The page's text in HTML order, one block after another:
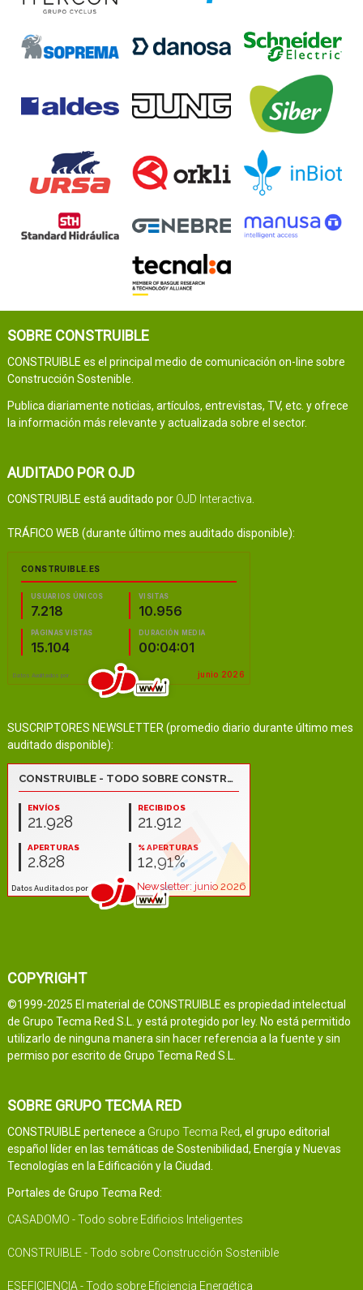
SOBRE CONSTRUIBLE
CONSTRUIBLE es el principal medio de comunicación on-line sobre
Construcción Sostenible.
Publica diariamente noticias, artículos, entrevistas, TV, etc. y ofrece
la información más relevante y actualizada sobre el sector.
AUDITADO POR OJD
CONSTRUIBLE está auditado por OJD Interactiva
TRÁFICO WEB (durante último mes auditado disponible):
SUSCRIPTORES NEWSLETTER (promedio diario durante último mes
auditado disponible):
COPYRIGHT
©1999-2025 El material de CONSTRUIBLE es propiedad intelectual
de Grupo Tecma Red S.L. y está protegido por ley. No está permitido
utilizarlo de ninguna manera sin hacer referencia a la fuente y sin
permiso por escrito de Grupo Tecma Red S.L.
SOBRE GRUPO TECMA RED
CONSTRUIBLE pertenece a Grupo Tecma Red, el grupo editorial
español líder en las temáticas de Sostenibilidad, Energía y Nuevas
Tecnologías en la Edificación y la Ciudad.
Portales de Grupo Tecma Red:
CASADOMO - Todo sobre Edificios Inteligentes
CONSTRUIBLE - Todo sobre Construcción Sostenible
ESEFICIENCIA - Todo sobre Eficiencia Energética